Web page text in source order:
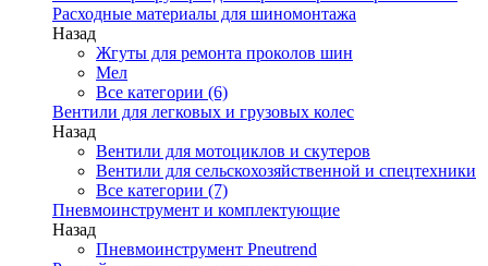
Расходные материалы для шиномонтажа
Назад
Жгуты для ремонта проколов шин
Мел
Все категории (6)
Вентили для легковых и грузовых колес
Назад
Вентили для мотоциклов и скутеров
Вентили для сельскохозяйственной и спецтехники
Все категории (7)
Пневмоинструмент и комплектующие
Назад
Пневмоинструмент Pneutrend